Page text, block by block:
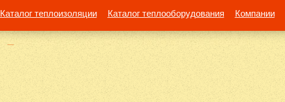
Каталог теплоизоляции Каталог теплооборудования Компании